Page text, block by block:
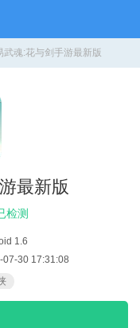
武魂:花与剑手游最新版
最新版
检测
1.6
07-30 17:31:08